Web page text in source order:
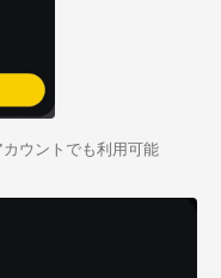
ウントでも利用可能